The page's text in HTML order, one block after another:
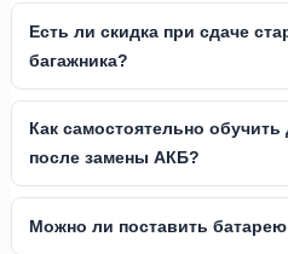
Есть ли скидка при сдаче
багажника?
Как самостоятельно
после замены АКБ?
Можно ли поставить